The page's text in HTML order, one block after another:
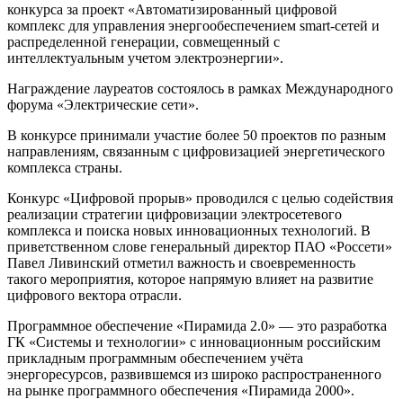
конкурса за проект «Автоматизированный цифровой
комплекс для управления энергообеспечением smart-сетей и
распределенной генерации, совмещенный с
интеллектуальным учетом электроэнергии».
Награждение лауреатов состоялось в рамках Международного
форума «Электрические сети».
В конкурсе принимали участие более 50 проектов по разным
направлениям, связанным с цифровизацией энергетического
комплекса страны.
Конкурс «Цифровой прорыв» проводился с целью содействия
реализации стратегии цифровизации электросетевого
комплекса и поиска новых инновационных технологий. В
приветственном слове генеральный директор ПАО «Россети»
Павел Ливинский отметил важность и своевременность
такого мероприятия, которое напрямую влияет на развитие
цифрового вектора отрасли.
Программное обеспечение «Пирамида 2.0» — это разработка
ГК «Системы и технологии» с инновационным российским
прикладным программным обеспечением учёта
энергоресурсов, развившемся из широко распространенного
на рынке программного обеспечения «Пирамида 2000».